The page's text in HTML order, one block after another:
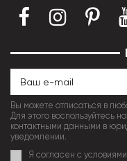
Вы можете отписаться в
Для этого воспользуйтесь
контактными данными в
уведомлении.
Я согласен с